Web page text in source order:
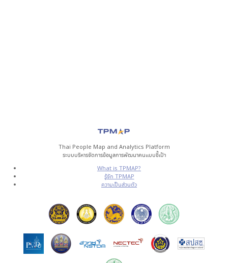
Thai People Map and Analytics Platform
ระบบบริหารจัดการข้อมูลการพัฒนาคนแบบชี้เป้า
What is TPMAP?
รู้จัก TPMAP
ความเป็นส่วนตัว